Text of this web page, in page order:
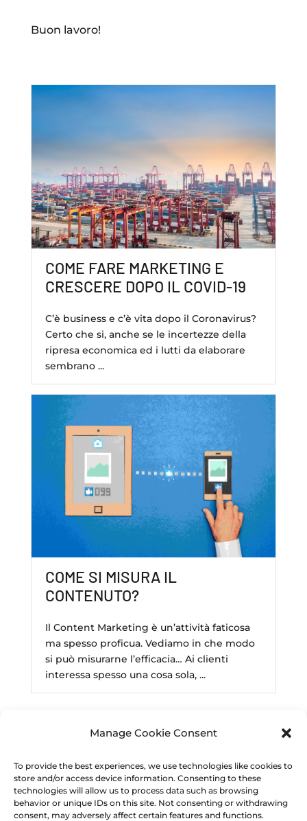
Manage Cookie Consent
To provide the best experiences, we use technologies like cookies to
store and/or access device information. Consenting to these
technologies will allow us to process data such as browsing
behavior or unique IDs on this site. Not consenting or withdrawing
consent, may adversely affect certain features and functions.
Buon lavoro!
COME FARE MARKETING E
CRESCERE DOPO IL COVID-19
C’è business e c’è vita dopo il Coronavirus?
Certo che si, anche se le incertezze della
ripresa economica ed i lutti da elaborare
sembrano ...
COME SI MISURA IL
CONTENUTO?
Il Content Marketing è un’attività faticosa
ma spesso proficua. Vediamo in che modo
si può misurarne l’efficacia… Ai clienti
interessa spesso una cosa sola, ...